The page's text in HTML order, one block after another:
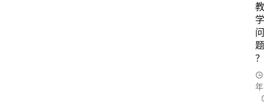
教
学
问
题
？